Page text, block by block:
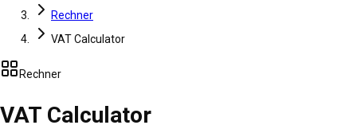
Rechner
VAT Calculator
Rechner
VAT Calculator